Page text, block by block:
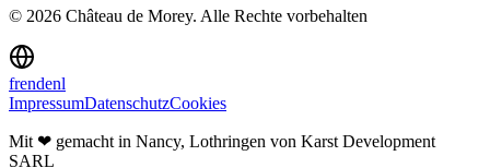
© 2026 Château de Morey. Alle Rechte vorbehalten
frendenl
ImpressumDatenschutzCookies
Mit ❤ gemacht in Nancy, Lothringen von Karst Development
SARL